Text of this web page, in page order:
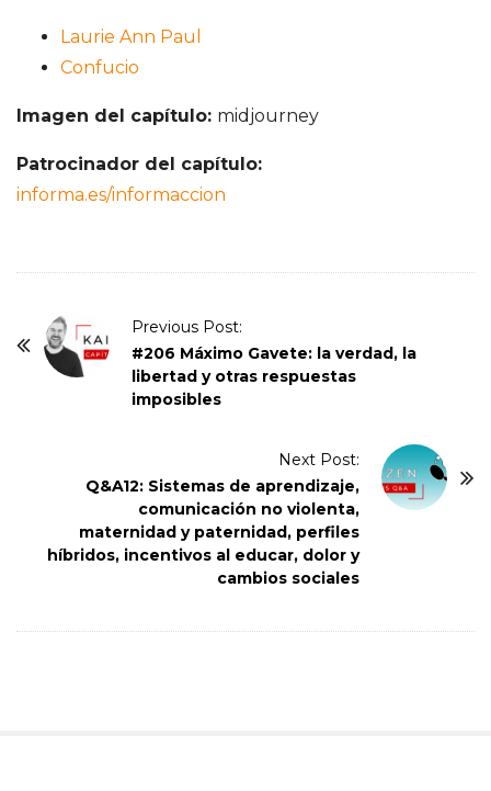
Laurie Ann Paul
Confucio
Imagen del capítulo: midjourney
Patrocinador del capítulo:
informa.es/informaccion
Previous Post:
#206 Máximo Gavete: la verdad, la
libertad y otras respuestas
imposibles
Next Post:
Q&A12: Sistemas de aprendizaje,
comunicación no violenta,
maternidad y paternidad, perfiles
híbridos, incentivos al educar, dolor y
cambios sociales